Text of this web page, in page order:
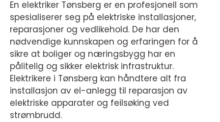
En elektriker Tønsberg er en profesjonell som
spesialiserer seg på elektriske installasjoner,
reparasjoner og vedlikehold. De har den
nødvendige kunnskapen og erfaringen for å
sikre at boliger og næringsbygg har en
pålitelig og sikker elektrisk infrastruktur.
Elektrikere i Tønsberg kan håndtere alt fra
installasjon av el-anlegg til reparasjon av
elektriske apparater og feilsøking ved
strømbrudd.